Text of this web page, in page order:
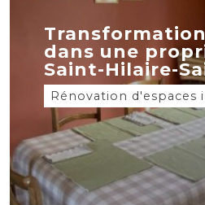
dans une
Saint-Hilaire-
Rénovation d'espaces